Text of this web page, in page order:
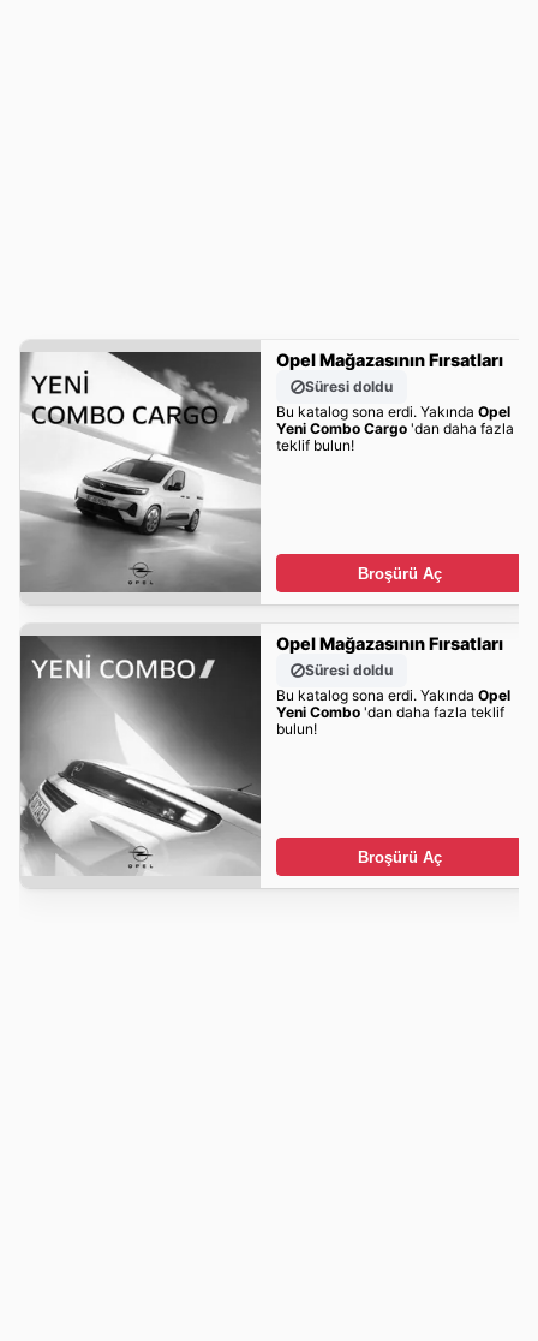
Opel Mağazasının Fırsatları
Süresi doldu
Bu katalog sona erdi. Yakında Opel
Yeni Combo Cargo'dan daha fazla
teklif bulun!
Broşürü Aç
Opel Mağazasının Fırsatları
Süresi doldu
Bu katalog sona erdi. Yakında Opel
Yeni Combo'dan daha fazla teklif
bulun!
Broşürü Aç